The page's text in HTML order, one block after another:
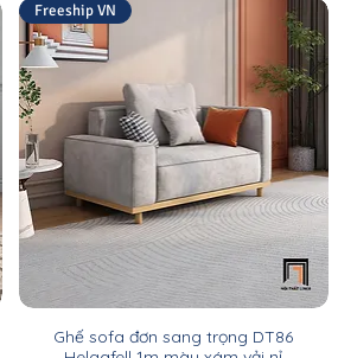
Freeship VN
Ghế sofa đơn sang trọng DT86